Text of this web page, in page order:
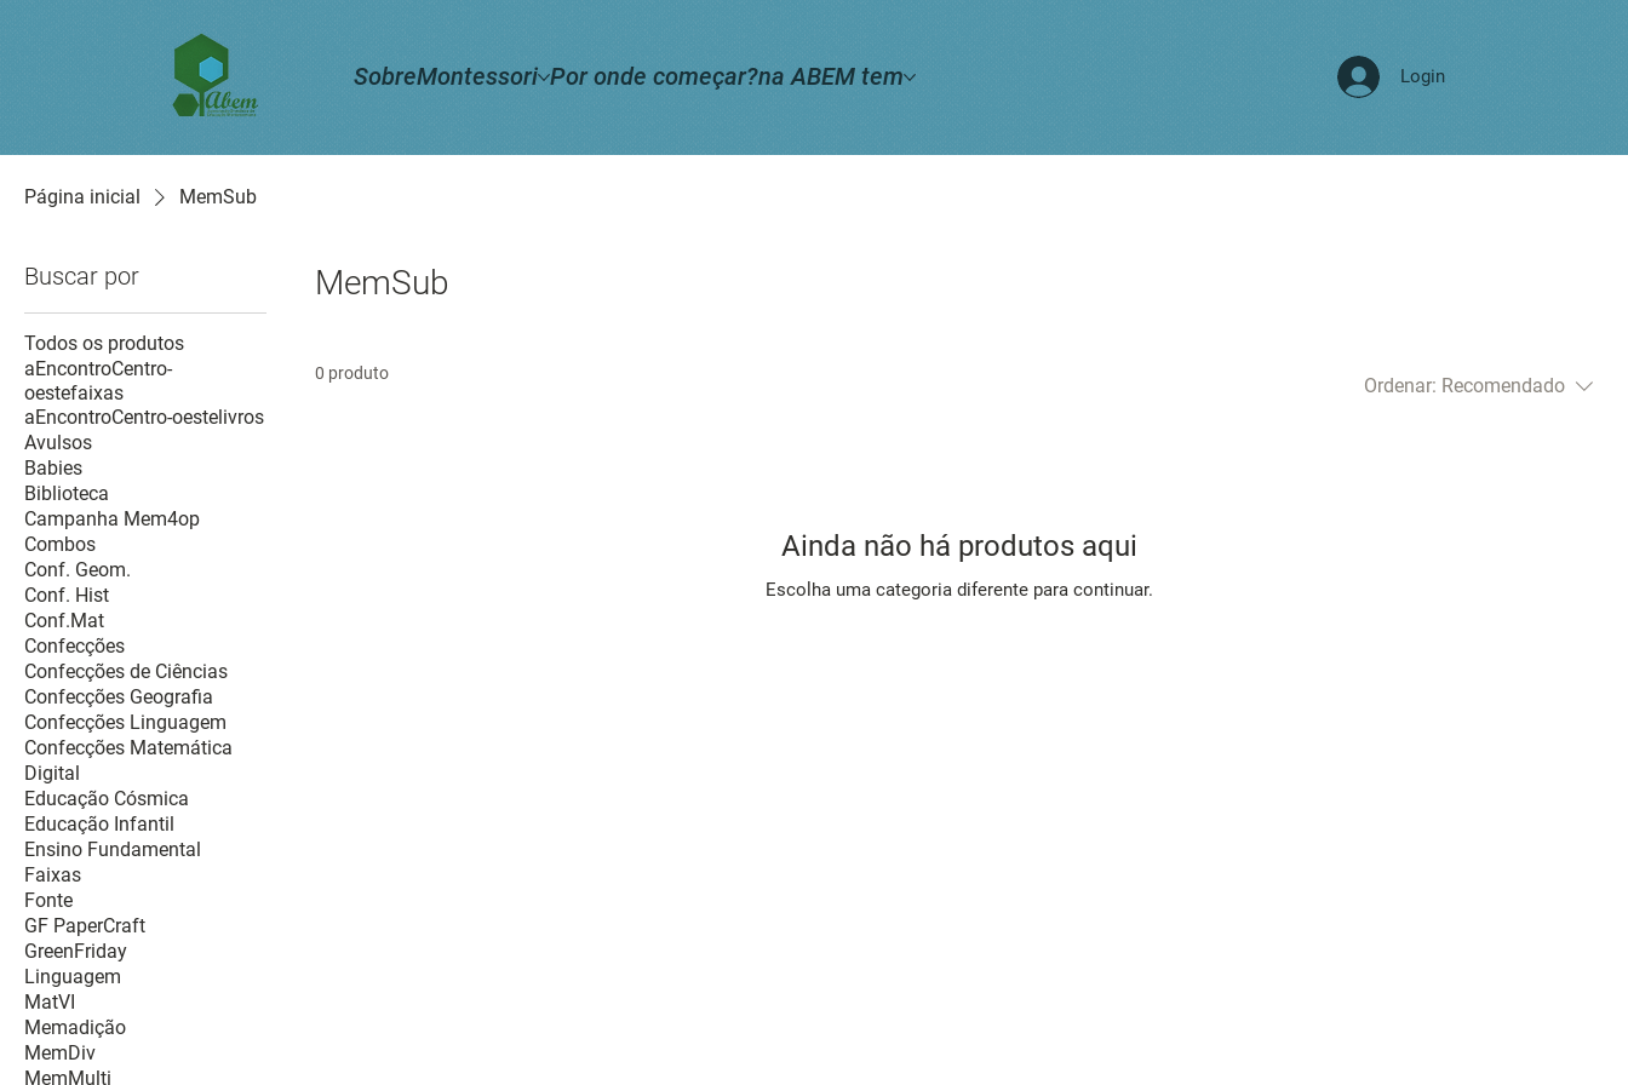
SobreMontessori Por onde começar?na ABEM tem Login
Página inicial MemSub
Buscar por
Todos os produtos
aEncontroCentro-
oestefaixas
aEncontroCentro-oestelivros
Avulsos
Babies
Biblioteca
Campanha Mem4op
Combos
Conf. Geom.
Conf. Hist
Conf.Mat
Confecções
Confecções de Ciências
Confecções Geografia
Confecções Linguagem
Confecções Matemática
Digital
Educação Cósmica
Educação Infantil
Ensino Fundamental
Faixas
Fonte
GF PaperCraft
GreenFriday
Linguagem
MatVI
Memadição
MemDiv
MemMulti
MemSub
0 produto
Ordenar: Recomendado
Ainda não há produtos aqui
Escolha uma categoria diferente para continuar.